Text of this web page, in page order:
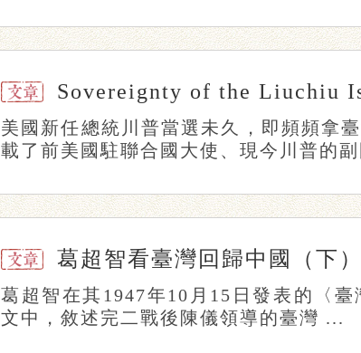
Sovereignty of the Liuchiu
美國新任總統川普當選未久，即頻頻拿
載了前美國駐聯合國大使、現今川普的
葛超智看臺灣回歸中國（下）
葛超智在其1947年10月15日發表的〈
文中，敘述完二戰後陳儀領導的臺灣 ...